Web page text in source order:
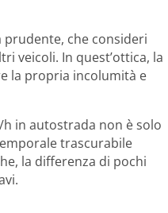
che consideri
veicoli. In quest’ottica, la
la propria incolumità e
h in autostrada non è solo
trascurabile
la differenza di pochi